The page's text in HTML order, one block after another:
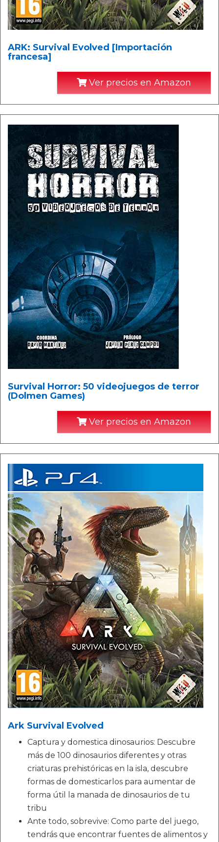
ARK: Survival Evolved [Importación
francesa]
Ver precios en Amazon
Survival Horror: 50 videojuegos de terror
(Dolmen Games)
Ver precios en Amazon
Ark Survival Evolved
Captura y domestica dinosaurios: Descubre
más de 100 dinosaurios diferentes y otras
criaturas prehistóricas en la isla, descubre
formas de domesticarlos para aumentar de
forma útil la manada de dinosaurios de tu
tribu
Ante todo, sobrevive: Como parte del juego,
tendrás que encontrar fuentes de alimentos y